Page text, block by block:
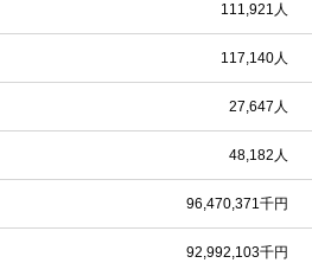
111,921人
117,140人
27,647人
48,182人
96,470,371千円
92,992,103千円